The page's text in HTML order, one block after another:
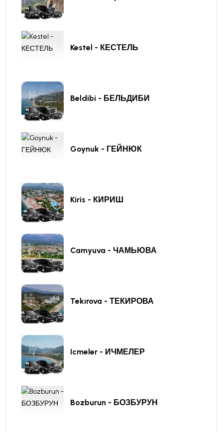
Kestel - КЕСТЕЛЬ
Beldibi - БЕЛЬДИБИ
Goynuk - ГЕЙНЮК
Kiris - КИРИШ
Camyuva - ЧАМЬЮВА
Tekırova - ТЕКИРОВА
Icmeler - ИЧМЕЛЕР
Bozburun - БОЗБУРУН